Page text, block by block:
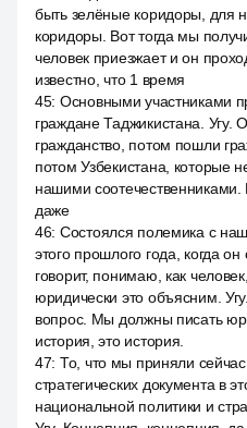
быть зелёные коридоры, для
коридоры. Вот тогда мы
человек приезжает и он
известно, что 1 время
45: Основными участниками
граждане Таджикистана. Угу.
гражданство, потом пошли
потом Узбекистана, которые
нашими
даже
46: Состоялся полемика с
этого прошлого года, когда
говорит, понимаю, как
юридически это объясним.
вопрос. Мы должны писать
история, это история.
47: То, что мы приняли
стратегических документа в
национальной политики и